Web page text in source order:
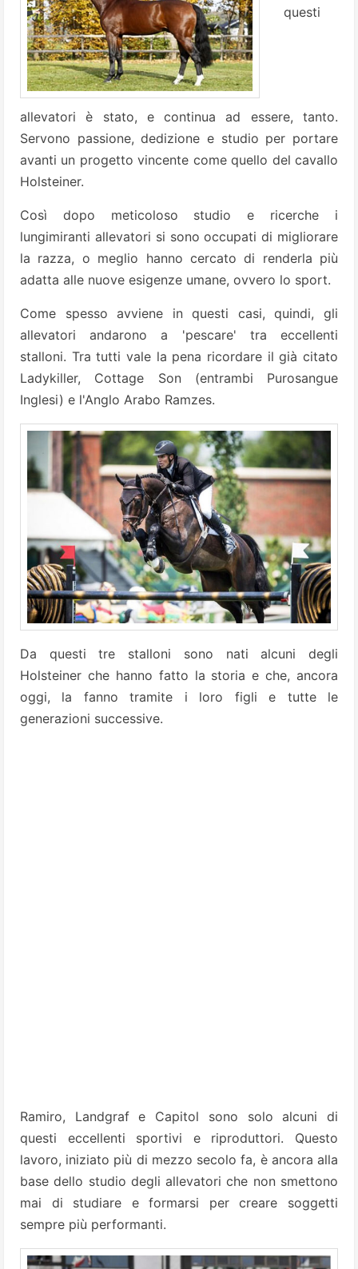
questi
allevatori è stato, e continua ad essere, tanto.
Servono passione, dedizione e studio per portare
avanti un progetto vincente come quello del cavallo
Holsteiner.
Così dopo meticoloso studio e ricerche i
lungimiranti allevatori si sono occupati di migliorare
la razza, o meglio hanno cercato di renderla più
adatta alle nuove esigenze umane, ovvero lo sport.
Come spesso avviene in questi casi, quindi, gli
allevatori andarono a 'pescare' tra eccellenti
stalloni. Tra tutti vale la pena ricordare il già citato
Ladykiller, Cottage Son (entrambi Purosangue
Inglesi) e l'Anglo Arabo Ramzes.
Da questi tre stalloni sono nati alcuni degli
Holsteiner che hanno fatto la storia e che, ancora
oggi, la fanno tramite i loro figli e tutte le
generazioni successive.
Ramiro, Landgraf e Capitol sono solo alcuni di
questi eccellenti sportivi e riproduttori. Questo
lavoro, iniziato più di mezzo secolo fa, è ancora alla
base dello studio degli allevatori che non smettono
mai di studiare e formarsi per creare soggetti
sempre più performanti.